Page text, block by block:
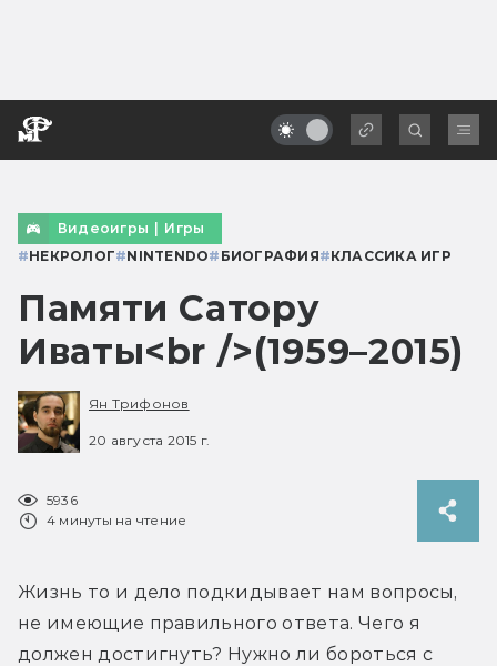
Видеоигры | Игры
#НЕКРОЛОГ#NINTENDO# БИОГРАФИЯ#КЛАССИКА ИГР
Памяти Сатору
Иваты<br />(1959–2015)
Ян Трифонов
20 августа 2015 г.
5936
4 минуты на чтение
Жизнь то и дело подкидывает нам вопросы,
не имеющие правильного ответа. Чего я
должен достигнуть? Нужно ли бороться с